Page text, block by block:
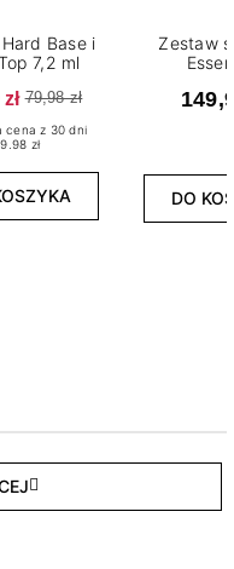
Base i
7,2 ml
79,98 zł
cena z 30 dni
zł
Zestaw
DO